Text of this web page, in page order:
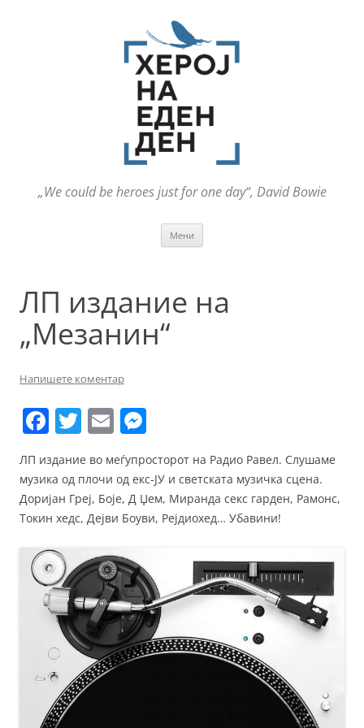
„We could be heroes just for one day“, David Bowie
Мени
ЛП издание на
„Мезанин“
Напишете коментар
F
c
e
b
o
o
k
T
itt
er
E
m
ai
l
ss
e
n
er
ЛП издание во меѓупросторот на Радио Равел. Слушаме
музика од плочи од екс-ЈУ и светската музичка сцена.
Доријан Греј, Боје, Д Џем, Миранда секс гарден, Рамонс,
Токин хедс, Дејви Боуви, Рејдиохед… Убавини!